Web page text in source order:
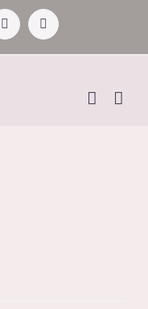
Pinterest
X